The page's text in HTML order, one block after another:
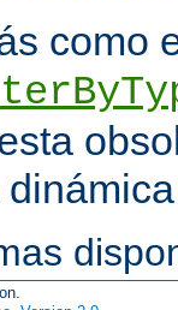
como